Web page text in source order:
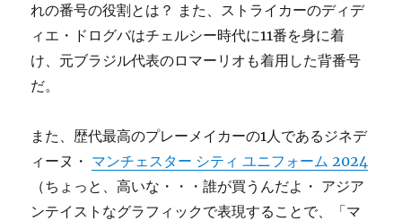
れの番号の役割とは？ また、ストライカーのディデ
ィエ・ドログバはチェルシー時代に11番を身に着
け、元ブラジル代表のロマーリオも着用した背番号
だ。
また、歴代最高のプレーメイカーの1人であるジネデ
ィーヌ・ マンチェスター シティ ユニフォーム 2024
（ちょっと、高いな・・・誰が買うんだよ・ アジア
ンテイストなグラフィックで表現することで、「マ